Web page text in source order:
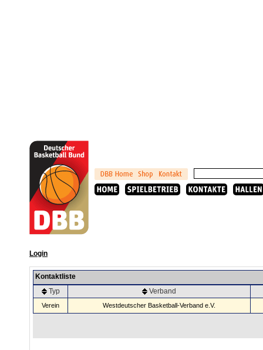
Login
Kontaktliste
Typ
Verband
Verein Westdeutscher Basketball-Verband e.V.